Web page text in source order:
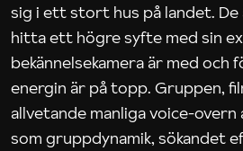
sig i ett stort hus på landet.
hitta ett högre syfte med sin
bekännelsekamera är med och
energin är på topp. Gruppen,
allvetande manliga voice-overn
som gruppdynamik, sökandet